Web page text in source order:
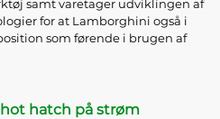
samt varetager udviklingen af
for at Lamborghini også i
som førende i brugen af
hatch på strøm